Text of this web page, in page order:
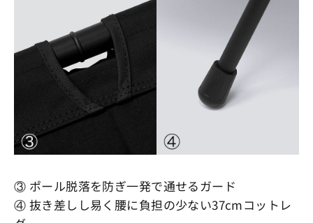
③ ポール脱落を防ぎ一発で通せるガード
④ 抜き差しし易く腰に負担の少ない37cmコットレ